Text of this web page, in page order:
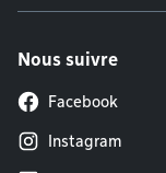
Nous suivre
Facebook
Instagram